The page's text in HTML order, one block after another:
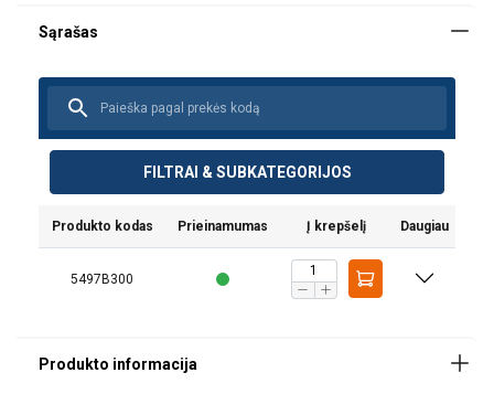
FILTRAI & SUBKATEGORIJOS
Produkto kodas Prieinamumas Į krepšelį Daugiau
5497B300